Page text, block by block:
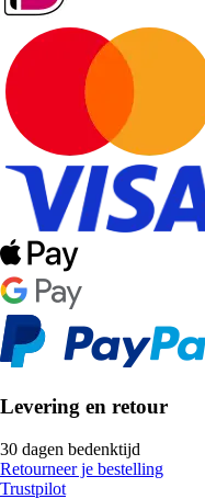
Levering en retour
30 dagen bedenktijd
Retourneer je bestelling
Trustpilot